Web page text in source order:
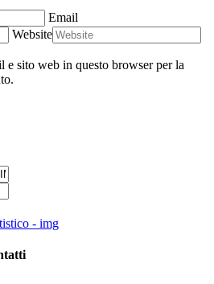
Email
Website
e sito web in questo browser per la